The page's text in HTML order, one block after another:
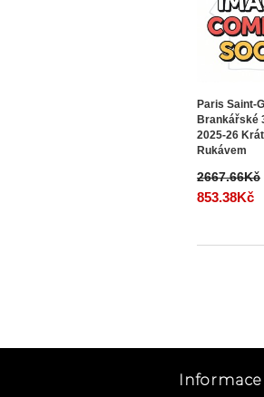
Paris Saint-
Brankářské
2025-26
Rukávem
2667.66Kč
853.38Kč
Informace